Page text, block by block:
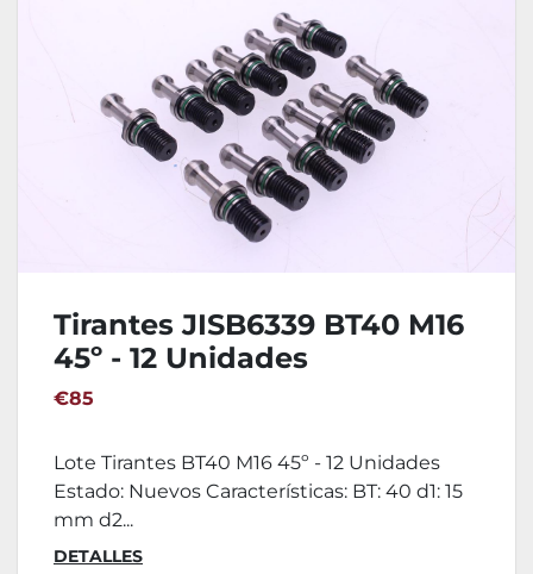
Tirantes JISB6339 BT40 M16
45º - 12 Unidades
€85
Lote Tirantes BT40 M16 45º - 12 Unidades
Estado: Nuevos Características: BT: 40 d1: 15
mm d2...
DETALLES